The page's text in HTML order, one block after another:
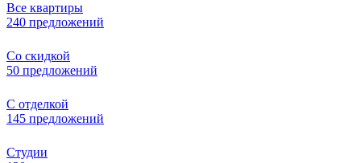
Все квартиры
240 предложений
Со скидкой
50 предложений
С отделкой
145 предложений
Студии